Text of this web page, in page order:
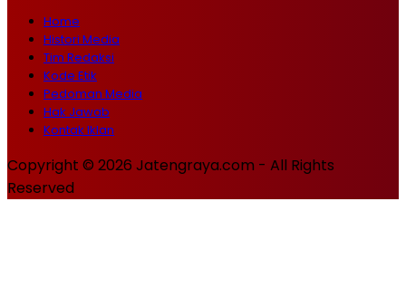
Home
Histori Media
Tim Redaksi
Kode Etik
Pedoman Media
Hak Jawab
Kontak Iklan
Copyright © 2026 Jatengraya.com - All Rights
Reserved